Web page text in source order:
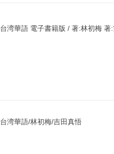
台湾華語 電子書籍版 / 著:林初梅 著
台湾華語/林初梅/吉田真悟